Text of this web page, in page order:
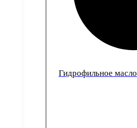
Гидрофильное масло